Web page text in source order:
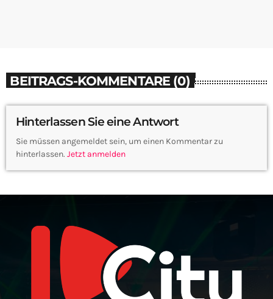
BEITRAGS-KOMMENTARE (0)
Hinterlassen Sie eine Antwort
Sie müssen angemeldet sein, um einen Kommentar zu
hinterlassen. Jetzt anmelden